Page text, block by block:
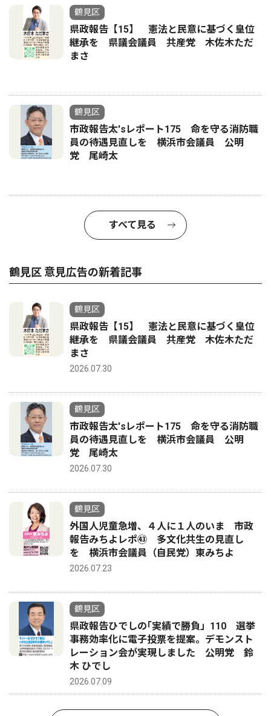
鶴見区
県政報告【15】 憲法と民意に基づく皇位
継承を 県議会議員 共産党 木佐木ただ
まさ
鶴見区
市政報告太'sレポート175 命を守る消防職
員の待遇見直しを 横浜市会議員 公明
党 尾崎太
すべて見る
鶴見区 意見広告の新着記事
鶴見区
県政報告【15】 憲法と民意に基づく皇位
継承を 県議会議員 共産党 木佐木ただ
まさ
2026.07.30
鶴見区
市政報告太'sレポート175 命を守る消防職
員の待遇見直しを 横浜市会議員 公明
党 尾崎太
2026.07.30
鶴見区
外国人児童急増、４人に１人のいま 市政
報告みちよレポ㊸ 多文化共生の見直し
を 横浜市会議員（自民党）東みちよ
2026.07.23
鶴見区
県政報告ひでしの｢実績で勝負」110 選挙
事務効率化に電子投票を提案。デモンスト
レーション会が実現しました 公明党 鈴
木 ひでし
2026.07.09